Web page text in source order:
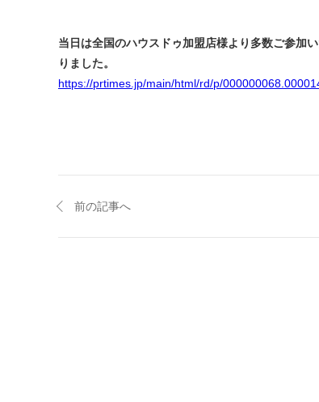
当日は全国のハウスドゥ加盟店様より多数ご参加
りました。
https://prtimes.jp/main/html/rd/p/
前の記事へ